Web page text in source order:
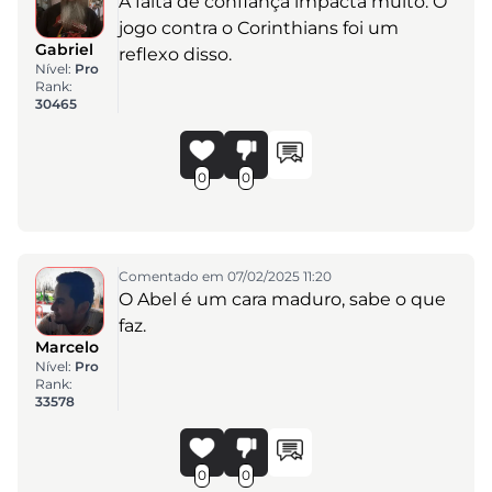
Gabriel
Nível: Pro
Rank:
30465
jogo contra o Corinthians foi um
reflexo disso.
0 0
Marcelo
Nível: Pro
Rank:
33578
Comentado em 07/02/2025 11:20
O Abel é um cara maduro, sabe o que
faz.
0 0